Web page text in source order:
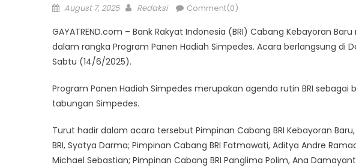
Posted
August 7, 2025 Author
Redaksi Comment(0)
GAYATREND.com – Bank Rakyat Indonesia (BRI) Cabang Kebayoran
dalam rangka Program Panen Hadiah Simpedes. Acara berlangsung di
Sabtu (14/6/2025).
Program Panen Hadiah Simpedes merupakan agenda rutin BRI
tabungan Simpedes.
Turut hadir dalam acara tersebut Pimpinan Cabang BRI Kebayoran
BRI, Syatya Darma; Pimpinan Cabang BRI Fatmawati, Aditya Andre
Michael Sebastian; Pimpinan Cabang BRI Panglima Polim, Ana